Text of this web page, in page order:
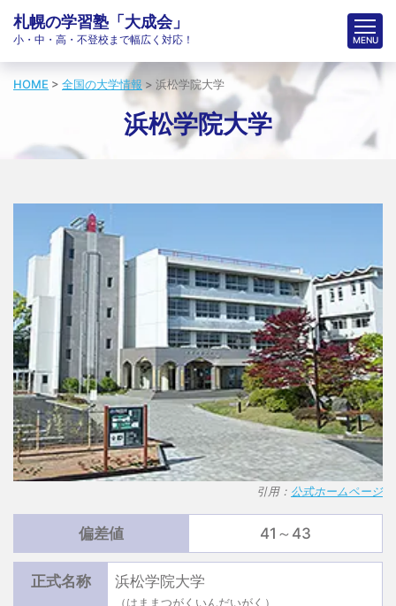
札幌の学習塾「大成会」
小・中・高・不登校まで幅広く対応！
HOME > 全国の大学情報 > 浜松学院大学
浜松学院大学
引用： 公式ホームページ
偏差値 41～43
正式名称 浜松学院大学
（はままつがくいんだいがく）